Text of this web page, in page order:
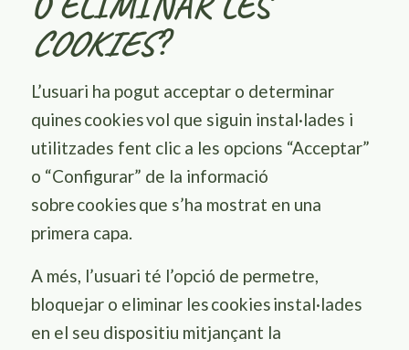
COOKIES?
L’usuari ha pogut acceptar o determinar
quinescookiesvol que siguin instal·lades i
utilitzades fent clic a les opcions “Acceptar”
o “Configurar” de la informació
sobrecookiesque s’ha mostrat en una
primera capa.
A més, l’usuari té l’opció de permetre,
bloquejar o eliminar lescookiesinstal·lades
en el seu dispositiu mitjançant la